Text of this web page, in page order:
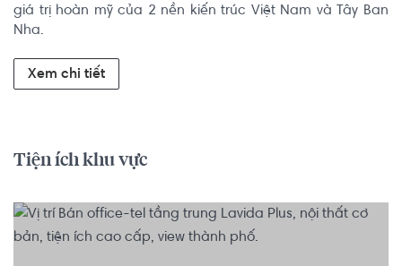
giá trị hoàn mỹ của 2 nền kiến trúc Việt Nam và Tây Ban
Nha.
Xem chi tiết
Tiện ích khu vực